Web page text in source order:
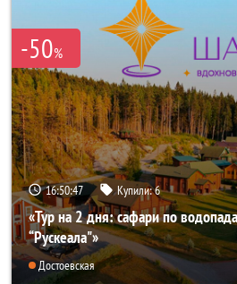
-50%
16:50:44 Купили:6
«Тур на 2 дня: сафари по
“Рускеала"»
Достоевская